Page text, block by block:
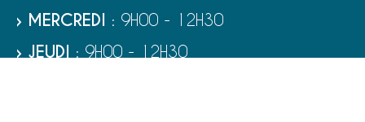
› MERCREDI : 9H00 - 12H30
› JEUDI : 9H00 - 12H30